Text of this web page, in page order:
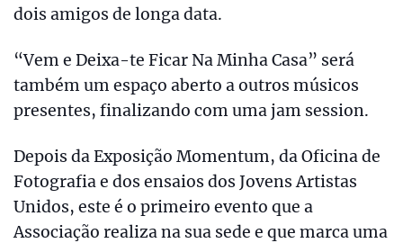
dois amigos de longa data.
“Vem e Deixa-te Ficar Na Minha Casa” será
também um espaço aberto a outros músicos
presentes, finalizando com uma jam session.
Depois da Exposição Momentum, da Oficina de
Fotografia e dos ensaios dos Jovens Artistas
Unidos, este é o primeiro evento que a
Associação realiza na sua sede e que marca uma